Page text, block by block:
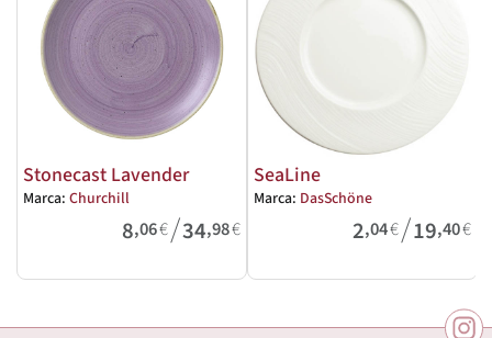
Stonecast Lavender
Marca: Churchill
8,06€/34,98€
SeaLine
Marca: DasSchöne
2,04€/19,40€